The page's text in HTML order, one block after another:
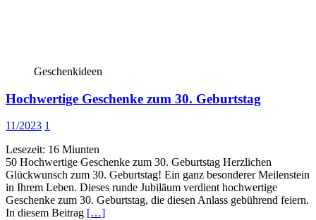
Geschenkideen
Hochwertige Geschenke zum 30. Geburtstag
11/2023 1
Lesezeit: 16 Miunten
50 Hochwertige Geschenke zum 30. Geburtstag Herzlichen
Glückwunsch zum 30. Geburtstag! Ein ganz besonderer Meilenstein
in Ihrem Leben. Dieses runde Jubiläum verdient hochwertige
Geschenke zum 30. Geburtstag, die diesen Anlass gebührend feiern.
In diesem Beitrag […]